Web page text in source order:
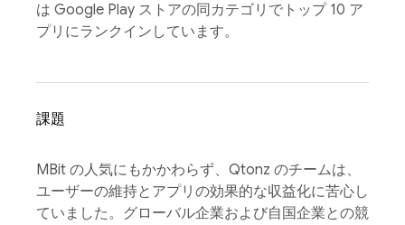
は Google Play ストアの同カテゴリでトップ 10 ア
プリにランクインしています。
課題
MBit の人気にもかかわらず、Qtonz のチームは、
ユーザーの維持とアプリの効果的な収益化に苦心し
ていました。グローバル企業および自国企業との競